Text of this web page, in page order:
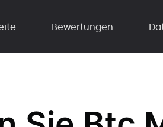
Bewertungen